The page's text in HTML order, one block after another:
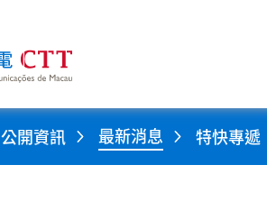
公開資訊 最新消息 特快專遞